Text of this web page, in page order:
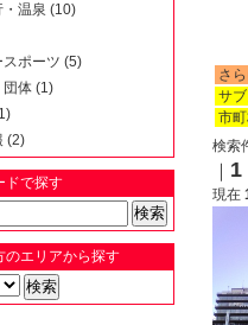
温泉 (10)
スポーツ (5)
団体 (1)
(2)
ドで探す
のエリアから探す
さ
サ
市
検索
｜ 1
現在